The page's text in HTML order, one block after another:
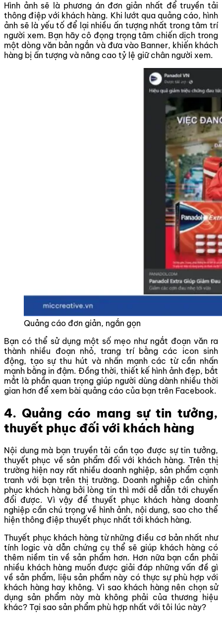
Hình ảnh sẽ là phương án đơn giản nhất để truyền tải
thông điệp với khách hàng. Khi lướt qua quảng cáo, hình
ảnh sẽ là yếu tố để lại nhiều ấn tượng nhất trong tâm trí
người xem. Bạn hãy cô đọng trọng tâm chiến dịch trong
một dòng văn bản ngắn và đưa vào Banner, khiến khách
hàng bị ấn tượng và nâng cao tỷ lệ giữ chân người xem.
Quảng cáo đơn giản, ngắn gọn
Bạn có thể sử dụng một số mẹo như ngắt đoạn văn ra
thành nhiều đoạn nhỏ, trang trí bằng các icon sinh
động, tạo sự thu hút và nhấn mạnh các từ cần nhấn
mạnh bằng in đậm. Đồng thời, thiết kế hình ảnh đẹp, bắt
mắt là phần quan trọng giúp người dùng dành nhiều thời
gian hơn để xem bài quảng cáo của bạn trên Facebook.
4. Quảng cáo mang sự tin tưởng,
thuyết phục đối với khách hàng
Nội dung mà bạn truyền tải cần tạo được sự tin tưởng,
thuyết phục về sản phẩm đối với khách hàng. Trên thị
trường hiện nay rất nhiều doanh nghiệp, sản phẩm cạnh
tranh với bạn trên thị trường. Doanh nghiệp cần chinh
phục khách hàng bởi lòng tin thì mới dễ dẫn tới chuyển
đổi được. Vì vậy để thuyết phục khách hàng doanh
nghiệp cần chú trọng về hình ảnh, nội dung, sao cho thể
hiện thông điệp thuyết phục nhất tới khách hàng.
Thuyết phục khách hàng từ những điều cơ bản nhất như
tính logic và dẫn chứng cụ thể sẽ giúp khách hàng có
thêm niềm tin về sản phẩm hơn. Hơn nữa bạn cần phải
nhiều khách hàng muốn được giải đáp những vấn đề gì
về sản phẩm, liệu sản phẩm này có thực sự phù hợp với
khách hàng hay không. Vì sao khách hàng nên chọn sử
dụng sản phẩm này mà không phải của thương hiệu
khác? Tại sao sản phẩm phù hợp nhất với tôi lúc này?